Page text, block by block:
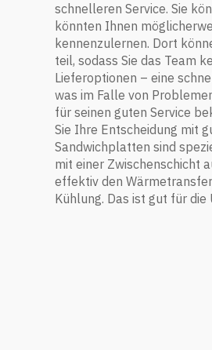
schnelleren Service. Sie
könnten Ihnen
kennenzulernen. Dort
teil, sodass Sie das Team
Lieferoptionen – eine
was im Falle von
für seinen guten Service
Sie Ihre Entscheidung mit
Sandwichplatten sind
mit einer Zwischenschicht
effektiv den
Kühlung. Das ist gut für